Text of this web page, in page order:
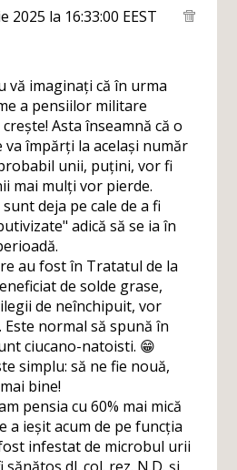
2025 la 16:33:00 EEST
vă imaginați că în urma
a pensiilor militare
Asta înseamnă că o
va împărți la același număr
unii, puțini, vor fi
mai mulți vor pierde.
deja pe cale de a fi
adică să se ia în
au fost în Tratatul de la
de solde grase,
de neînchipuit, vor
normal să spună în
ciucano-natoisti. 😁
simplu: să ne fie nouă,
bine!
pensia cu 60% mai mică
a ieșit acum de pe funcția
infestat de microbul urii